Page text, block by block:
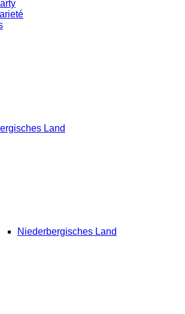
Land
Niederbergisches Land